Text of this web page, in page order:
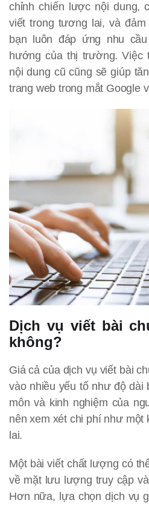
chỉnh chiến lược nội dung,
viết trong tương lai, và
bạn luôn đáp ứng nhu
hướng của thị trường. Việc
nội dung cũ cũng sẽ giúp
trang web trong mắt Google
Dịch vụ viết bài
không?
Giá cả của dịch vụ viết bài
vào nhiều yếu tố như độ dài
môn và kinh nghiệm của
nên xem xét chi phí như
lai.
Một bài viết chất lượng có
về mặt lưu lượng truy cập
Hơn nữa, lựa chọn dịch vụ